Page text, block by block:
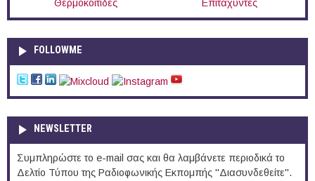
Θερμοκοιτίδες Επιταχυντές
FOLLOWME
NEWSLETTER
Συμπληρώστε το e-mail σας και θα λαμβάνετε περιοδικά το
Δελτίο Τύπου της Ραδιοφωνικής Εκπομπής "Διασυνδεθείτε".